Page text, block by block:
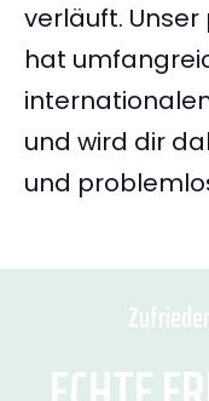
verläuft.
hat
und wird dir
und